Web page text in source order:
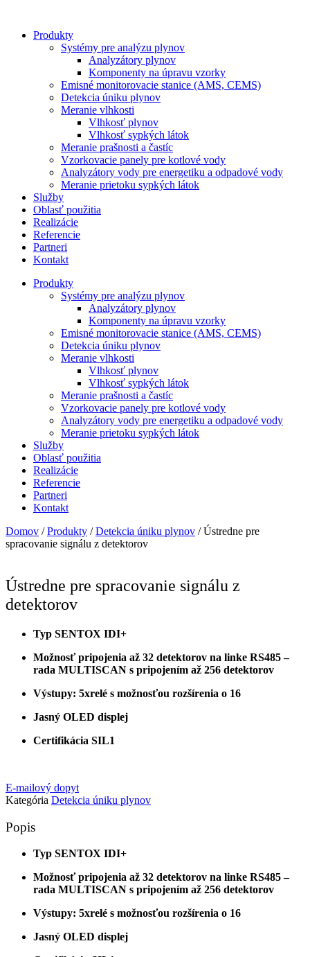
obsah
Produkty
Systémy pre analýzu plynov
Analyzátory plynov
Komponenty na úpravu vzorky
Emisné monitorovacie stanice (AMS, CEMS)
Detekcia úniku plynov
Meranie vlhkosti
Vlhkosť plynov
Vlhkosť sypkých látok
Meranie prašnosti a častíc
Vzorkovacie panely pre kotlové vody
Analyzátory vody pre energetiku a odpadové vody
Meranie prietoku sypkých látok
Služby
Oblasť použitia
Realizácie
Referencie
Partneri
Kontakt
Produkty
Systémy pre analýzu plynov
Analyzátory plynov
Komponenty na úpravu vzorky
Emisné monitorovacie stanice (AMS, CEMS)
Detekcia úniku plynov
Meranie vlhkosti
Vlhkosť plynov
Vlhkosť sypkých látok
Meranie prašnosti a častíc
Vzorkovacie panely pre kotlové vody
Analyzátory vody pre energetiku a odpadové vody
Meranie prietoku sypkých látok
Služby
Oblasť použitia
Realizácie
Referencie
Partneri
Kontakt
Domov /Produkty /Detekcia úniku plynov / Ústredne pre
spracovanie signálu z detektorov
Ústredne pre spracovanie signálu z
detektorov
Typ SENTOX IDI+
Možnosť pripojenia až 32 detektorov na linke RS485 –
rada MULTISCAN s pripojením až 256 detektorov
Výstupy: 5xrelé s možnosťou rozšírenia o 16
Jasný OLED displej
Certifikácia SIL1
E-mailový dopyt
Kategória Detekcia úniku plynov
Popis
Typ SENTOX IDI+
Možnosť pripojenia až 32 detektorov na linke RS485 –
rada MULTISCAN s pripojením až 256 detektorov
Výstupy: 5xrelé s možnosťou rozšírenia o 16
Jasný OLED displej